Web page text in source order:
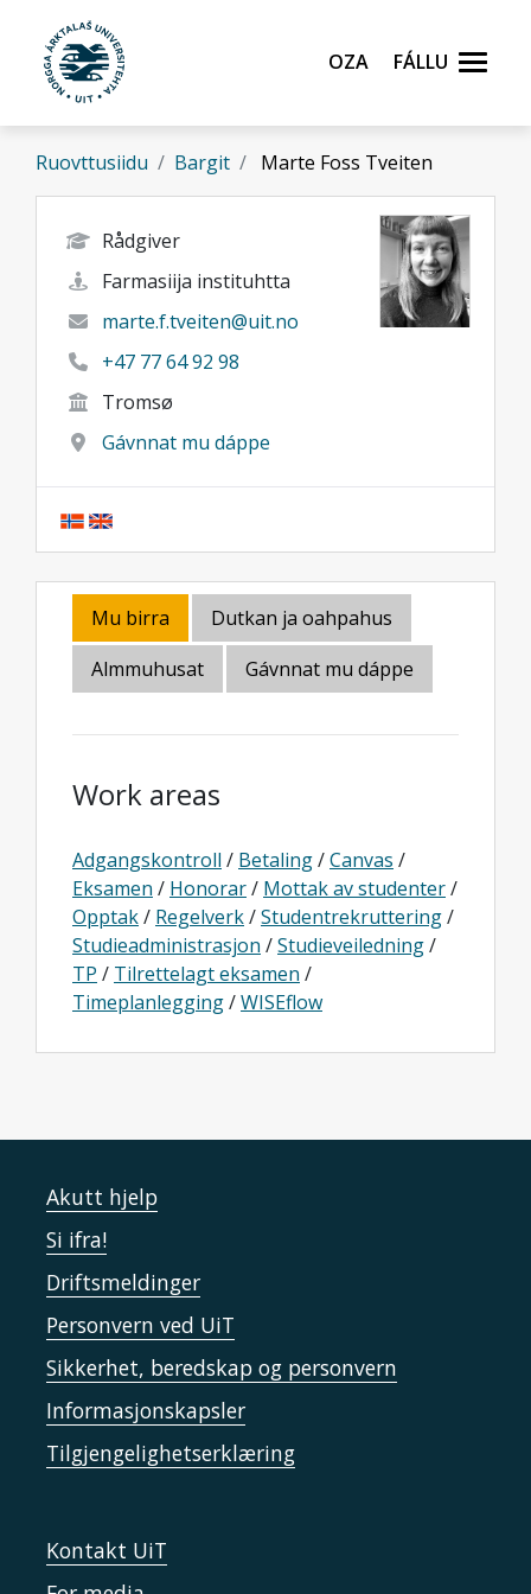
Gå til hovedinnhold
Oza
Fállu
Ruovttusiidu Bargit Marte Foss Tveiten
Rådgiver
Farmasiija instituhtta
marte.f.tveiten@uit.no
+47 77 64 92 98
Tromsø
Gávnnat mu dáppe
Mu birra
Dutkan ja oahpahus
Almmuhusat
Gávnnat mu dáppe
Work areas
Adgangskontroll / Betaling/Canvas /
Eksamen / Honorar/ Mottak av studenter/
Opptak/ Regelverk/Studentrekruttering/
Studieadministrasjon /Studieveiledning/
TP / Tilrettelagt eksamen /
Timeplanlegging/WISEflow
Akutt hjelp
Si ifra!
Driftsmeldinger
Personvern ved UiT
Sikkerhet, beredskap og personvern
Informasjonskapsler
Tilgjengelighetserklæring
Kontakt UiT